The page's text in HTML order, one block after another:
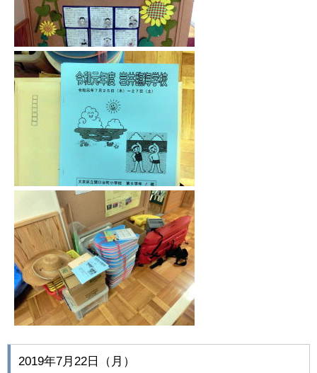
2019年7月22日（月）